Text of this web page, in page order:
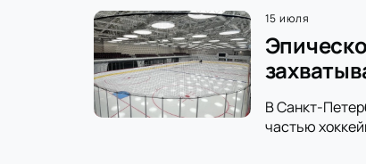
15 июля
В Санкт-
частью